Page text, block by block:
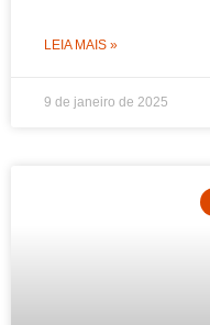
LEIA MAIS »
9 de janeiro de 2025